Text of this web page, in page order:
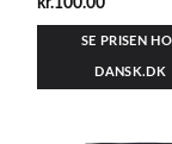
kr.100.00
SE PRISEN
DANSK.DK